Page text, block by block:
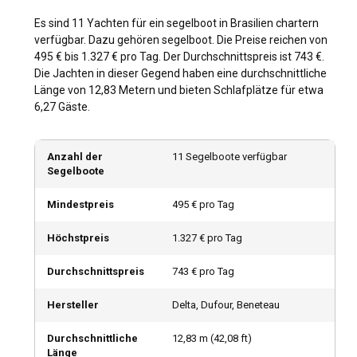
Segelzielen. Erkunden Sie die glitzernden Küsten von Santa
Catarina, genießen Sie die ruhige Schönheit der Bucht Ilha
Grande oder segeln Sie zum fernen, idyllischen Abrolhos-
Archipel. Wenn Sie in Brasilien ein Segelboot chartern,
erleben Sie einzigartige Routen, die die Vielfalt der
Küstenlandschaften dieses Landes zeigen.
Wann ist die beste Zeit, um in Brasilien ein
Segelboot zu chartern?
zum Segeln je nach Region unterschiedlich sein. Für die
Zeitraum von März bis August, da es hier weniger
Besichtigungen und Feste sind das ganze Jahr über ein
internationale Aufmerksamkeit auf sich zieht.
Wie sind die Wetter- und Segelbedingungen in
Es sind 11 Yachten für ein segelboot in Brasilien chartern
verfügbar. Dazu gehören segelboot. Die Preise reichen von
495 € bis 1.327 € pro Tag. Der Durchschnittspreis ist 743 €.
Die Jachten in dieser Gegend haben eine durchschnittliche
Länge von 12,83 Metern und bieten Schlafplätze für etwa
6,27 Gäste.
Anzahl der
Segelboote
11 Segelboote verfügbar
Mindestpreis 495 € pro Tag
Höchstpreis 1.327 € pro Tag
Durchschnittspreis 743 € pro Tag
Hersteller Delta, Dufour, Beneteau
Durchschnittliche
Länge
12,83 m (42,08 ft)